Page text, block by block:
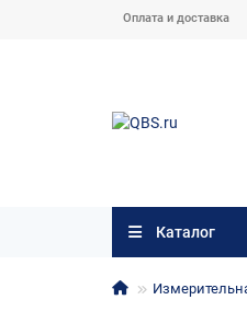
Оплата и доставка
Каталог